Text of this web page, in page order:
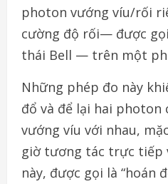
photon vướng víu/rối
cường độ rối— được
thái Bell — trên một
Những phép đo này
đổ và để lại hai
vướng víu với nhau,
giờ tương tác trực tiếp
này, được gọi là “hoán